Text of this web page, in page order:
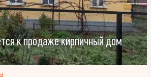
к продаже кирпичный дом